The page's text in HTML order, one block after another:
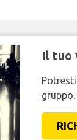
Il tuo
gruppo.